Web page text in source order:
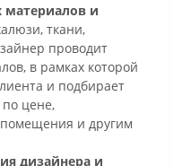
и
ткани,
проводит
в рамках которой
и подбирает
цене,
и другим
дизайнера и